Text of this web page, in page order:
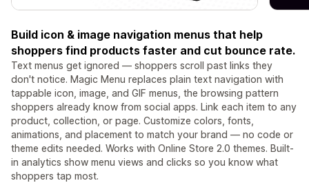
Build icon & image navigation menus that help
shoppers find products faster and cut bounce rate.
Text menus get ignored — shoppers scroll past links they
don't notice. Magic Menu replaces plain text navigation with
tappable icon, image, and GIF menus, the browsing pattern
shoppers already know from social apps. Link each item to any
product, collection, or page. Customize colors, fonts,
animations, and placement to match your brand — no code or
theme edits needed. Works with Online Store 2.0 themes. Built-
in analytics show menu views and clicks so you know what
shoppers tap most.